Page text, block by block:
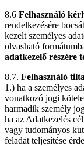
8.6 Felhasználó
rendelkezésére
kezelt személyes
olvasható
adatkezelő részére
8.7. Felhasználó
1.) ha a személyes
vonatkozó jogi
harmadik személy
ha az Adatkezelés
vagy tudományos
feladat teljesítése